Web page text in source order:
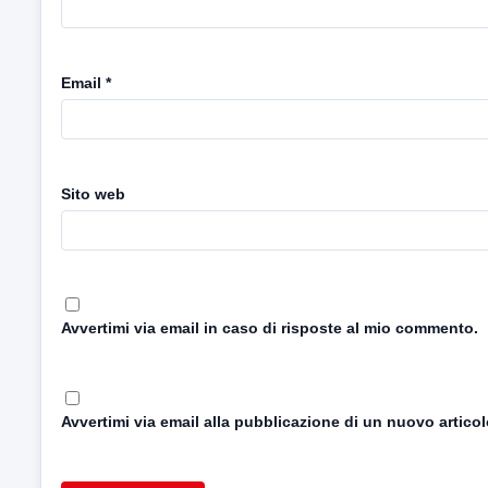
Email *
Sito web
Avvertimi via email in caso di risposte al mio commento.
Avvertimi via email alla pubblicazione di un nuovo